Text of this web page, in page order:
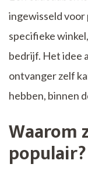
ingewisseld
specifieke
bedrijf. Het idee
ontvanger zelf
hebben, binnen
Waarom
populair?